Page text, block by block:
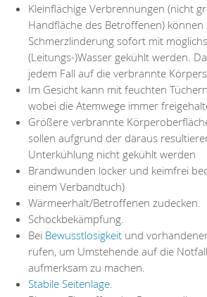
Kleinflächige Verbrennungen (nicht
Handfläche des Betroffenen) können
Schmerzlinderung sofort mit
(Leitungs-)Wasser gekühlt werden.
jedem Fall auf die verbrannte
Im Gesicht kann mit feuchten
wobei die Atemwege immer
Größere verbrannte
sollen aufgrund der daraus
Unterkühlung nicht gekühlt werden
Brandwunden locker und keimfrei
einem Verbandtuch)
Wärmeerhalt/Betroffenen zudecken.
Schockbekämpfung.
Bei Bewusstlosigkeit und
rufen, um Umstehende auf die
aufmerksam zu machen.
Stabile Seitenlage